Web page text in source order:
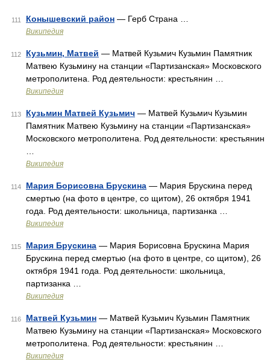
111 Конышевский район — Герб Страна …
Википедия
112 Кузьмин, Матвей — Матвей Кузьмич Кузьмин Памятник
Матвею Кузьмину на станции «Партизанская» Московского
метрополитена. Род деятельности: крестьянин …
Википедия
113 Кузьмин Матвей Кузьмич — Матвей Кузьмич Кузьмин
Памятник Матвею Кузьмину на станции «Партизанская»
Московского метрополитена. Род деятельности: крестьянин
Википедия
114 Мария Борисовна Брускина — Мария Брускина перед
смертью (на фото в центре, со щитом), 26 октября 1941
года. Род деятельности: школьница, партизанка …
Википедия
115 Мария Брускина — Мария Борисовна Брускина Мария
Брускина перед смертью (на фото в центре, со щитом), 26
октября 1941 года. Род деятельности: школьница,
партизанка …
Википедия
116 Матвей Кузьмин — Матвей Кузьмич Кузьмин Памятник
Матвею Кузьмину на станции «Партизанская» Московского
метрополитена. Род деятельности: крестьянин …
Википедия